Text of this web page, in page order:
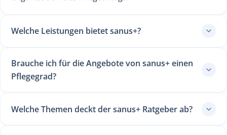
Welche Leistungen bietet sanus+?
Brauche ich für die Angebote von sanus+ einen
Pflegegrad?
Welche Themen deckt der sanus+ Ratgeber ab?